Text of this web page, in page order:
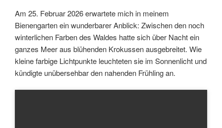
k
Am 25. Februar 2026 erwartete mich in meinem
Bienengarten ein wunderbarer Anblick: Zwischen den noch
winterlichen Farben des Waldes hatte sich über Nacht ein
ganzes Meer aus blühenden Krokussen ausgebreitet. Wie
kleine farbige Lichtpunkte leuchteten sie im Sonnenlicht und
kündigte unübersehbar den nahenden Frühling an.